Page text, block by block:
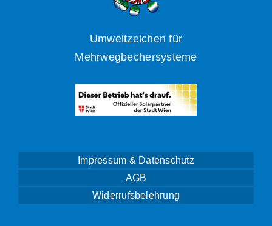
Umweltzeichen für
Mehrwegbechersysteme
Impressum & Datenschutz
AGB
Widerrufsbelehrung